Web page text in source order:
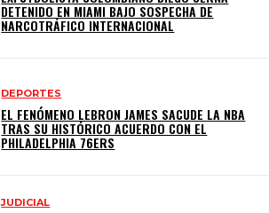
DETENIDO EN MIAMI BAJO SOSPECHA DE
NARCOTRÁFICO INTERNACIONAL
DEPORTES
EL FENÓMENO LEBRON JAMES SACUDE LA NBA
TRAS SU HISTÓRICO ACUERDO CON EL
PHILADELPHIA 76ERS
JUDICIAL